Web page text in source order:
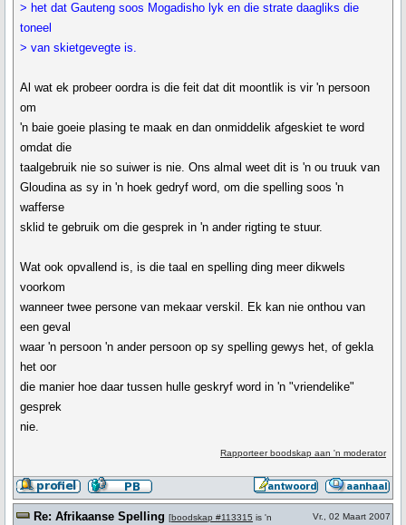
> het dat Gauteng soos Mogadisho lyk en die strate daagliks die
toneel
> van skietgevegte is.
Al wat ek probeer oordra is die feit dat dit moontlik is vir 'n persoon
om
'n baie goeie plasing te maak en dan onmiddelik afgeskiet te word
omdat die
taalgebruik nie so suiwer is nie. Ons almal weet dit is 'n ou truuk van
Gloudina as sy in 'n hoek gedryf word, om die spelling soos 'n
wafferse
sklid te gebruik om die gesprek in 'n ander rigting te stuur.
Wat ook opvallend is, is die taal en spelling ding meer dikwels
voorkom
wanneer twee persone van mekaar verskil. Ek kan nie onthou van
een geval
waar 'n persoon 'n ander persoon op sy spelling gewys het, of gekla
het oor
die manier hoe daar tussen hulle geskryf word in 'n "vriendelike"
gesprek
nie.
Rapporteer boodskap aan 'n moderator
Re: Afrikaanse Spelling [boodskap #113315 is 'n
Vr., 02 Maart 2007